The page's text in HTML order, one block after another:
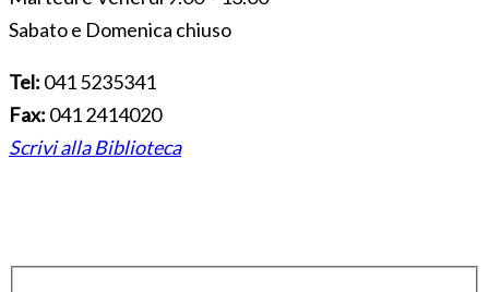
Sabato e Domenica chiuso
Tel: 041 5235341
Fax: 041 2414020
Scrivi alla Biblioteca